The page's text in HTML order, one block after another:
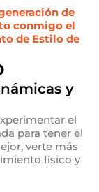
de
conmigo el
de Estilo de
y
el
para tener el
verte más
físico y